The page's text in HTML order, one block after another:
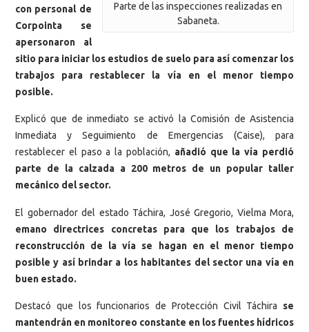
Parte de las inspecciones realizadas en
Sabaneta.
con personal de
Corpointa se
apersonaron al
sitio para iniciar los estudios de suelo para así comenzar los
trabajos para restablecer la vía en el menor tiempo
posible.
Explicó que de inmediato se activó la Comisión de Asistencia
Inmediata y Seguimiento de Emergencias (Caise), para
restablecer el paso a la población, añadió que la vía perdió
parte de la calzada a 200 metros de un popular taller
mecánico del sector.
El gobernador del estado Táchira, José Gregorio, Vielma Mora,
emano directrices concretas para que los trabajos de
reconstrucción de la vía se hagan en el menor tiempo
posible y así brindar a los habitantes del sector una vía en
buen estado.
Destacó que los funcionarios de Protección Civil Táchira se
mantendrán en monitoreo constante en los fuentes hídricos